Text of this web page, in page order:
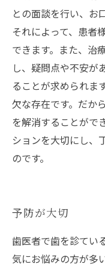
との面談を行い、お
それによって、患者
できます。また、治
し、疑問点や不安が
ることが求められま
欠な存在です。だか
を解消することがで
ションを大切にし、
のです。
予防が大切
歯医者で歯を診てい
気にお悩みの方が多